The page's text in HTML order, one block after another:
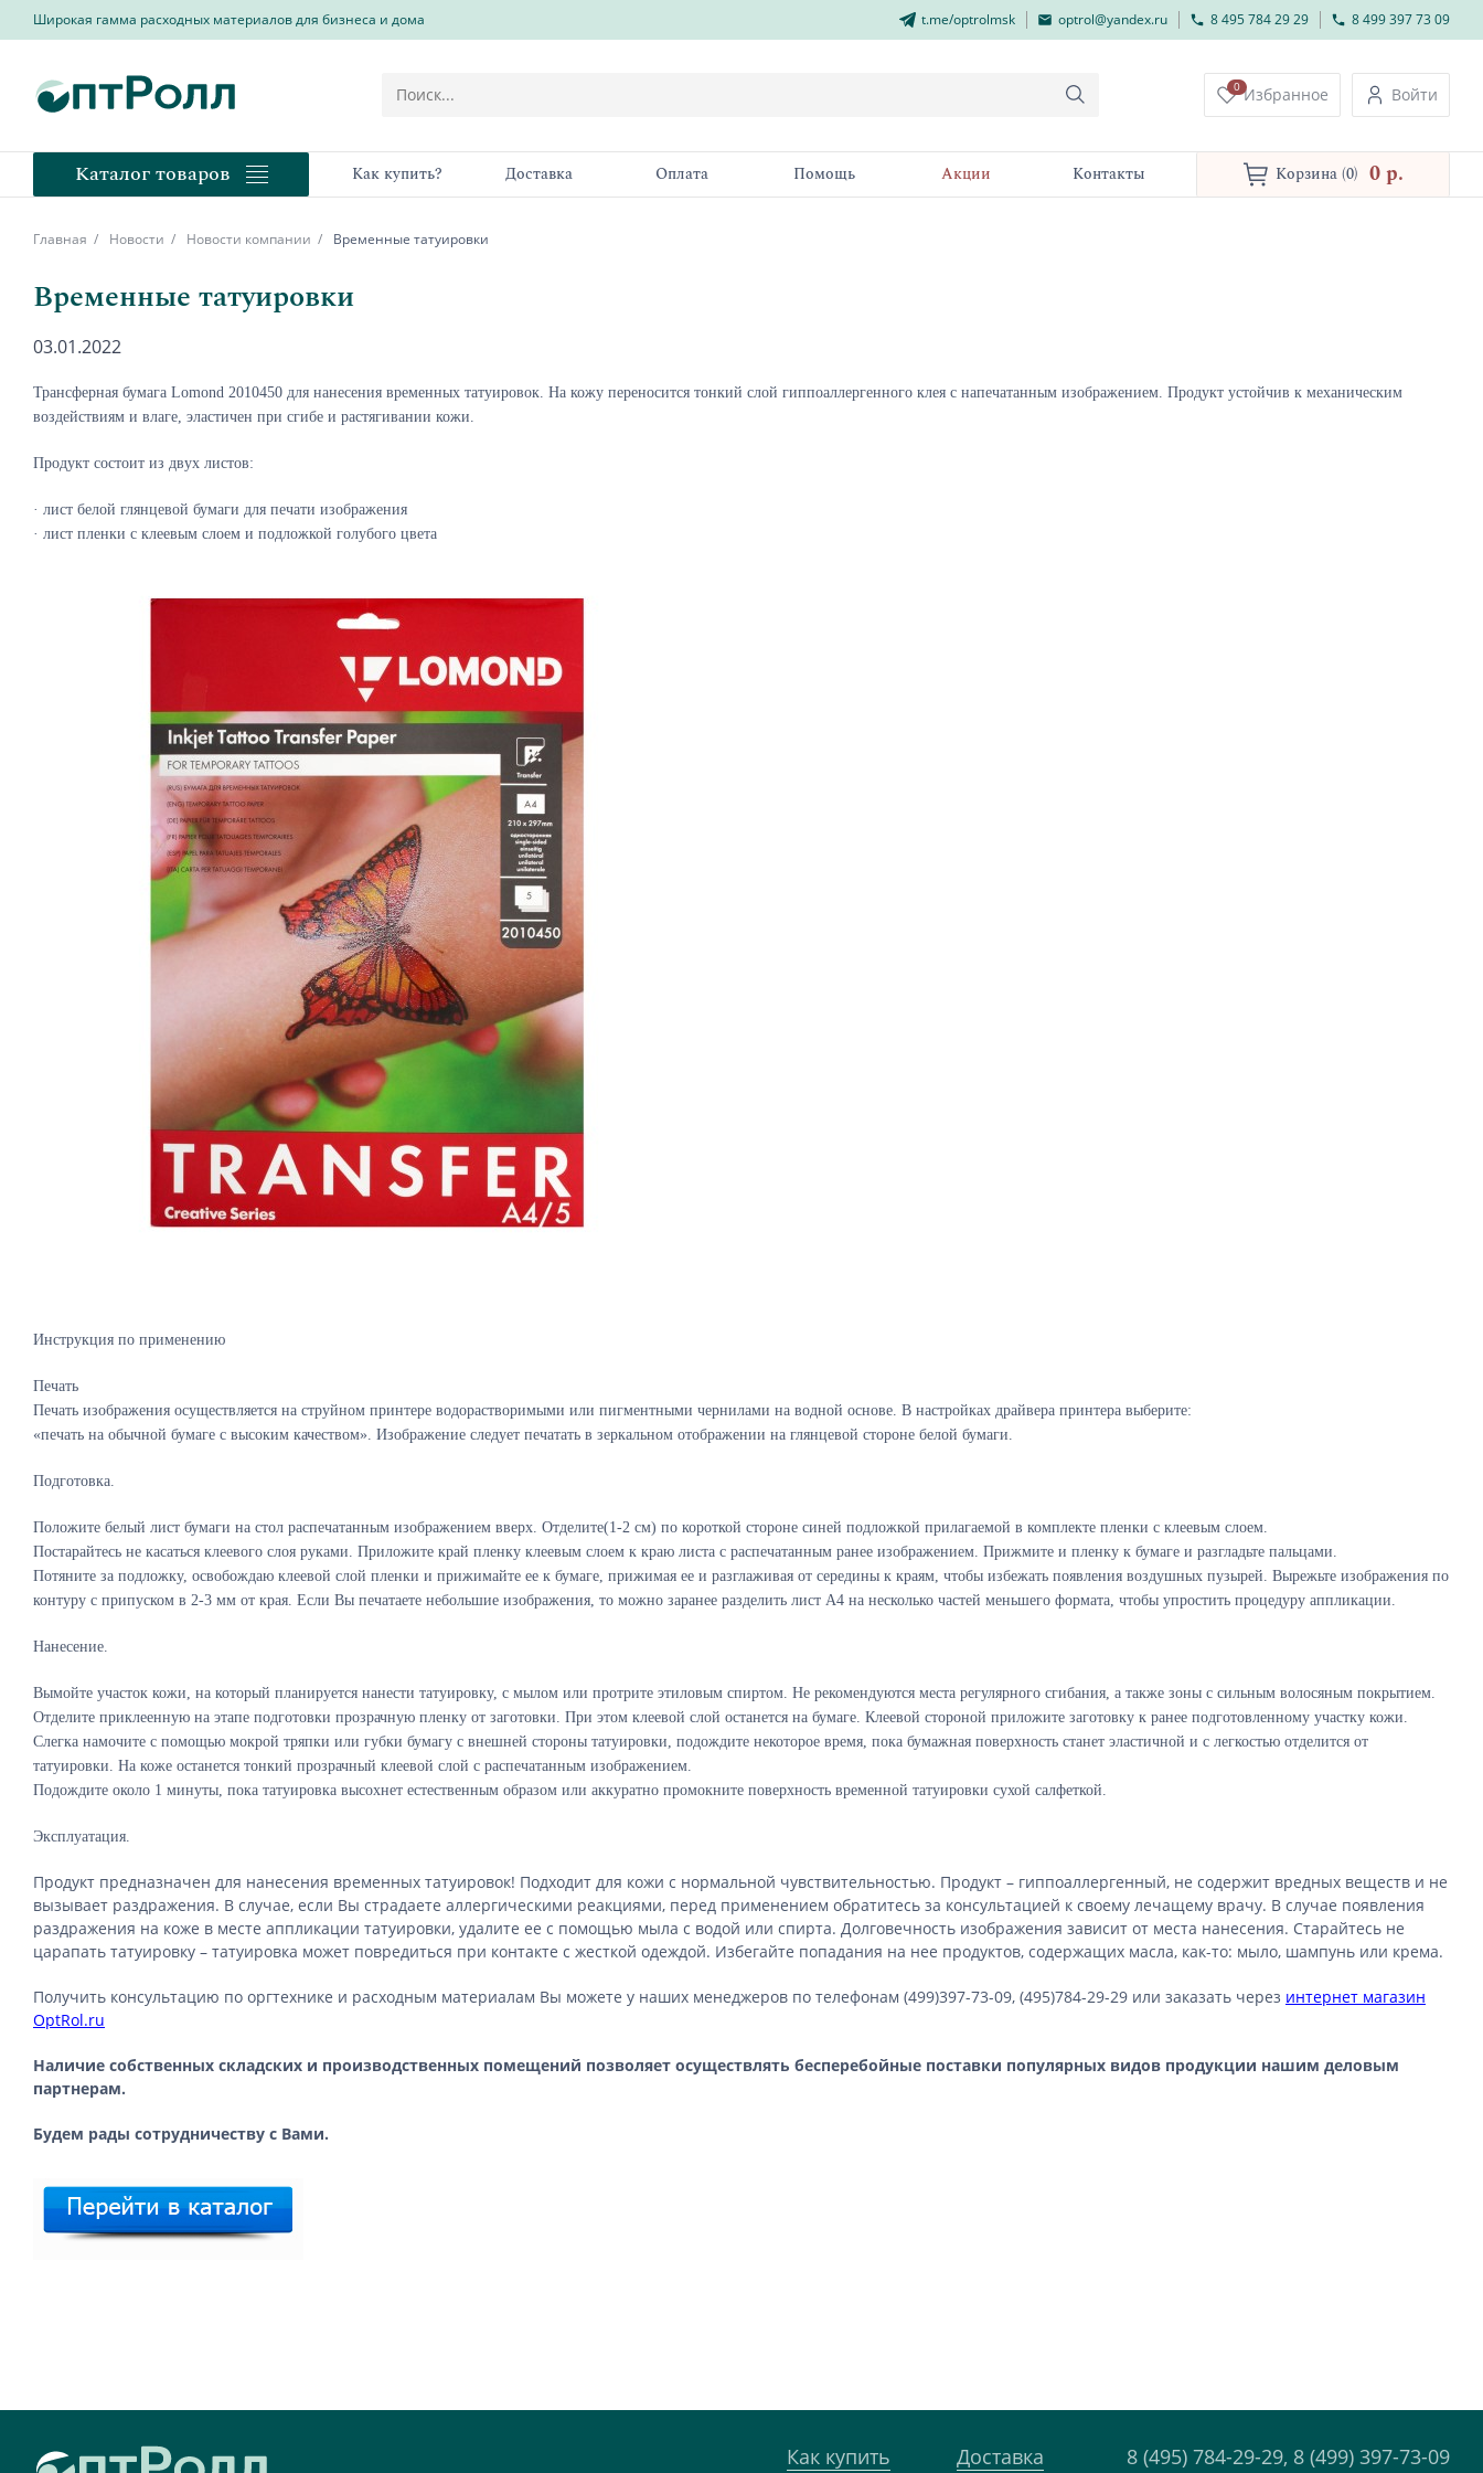
Широкая гамма расходных материалов для бизнеса и дома t.me/optrolmsk optrol@yandex.ru 8 495 784 29 29 8 499 397 73 09
0 Избранное Войти
Каталог товаров Как купить? Доставка Оплата Помощь Акции Контакты Корзина (0) 0 p.
Главная Новости Новости компании Временные татуировки
Временные татуировки
03.01.2022
Трансферная бумага Lomond 2010450 для нанесения временных татуировок. На кожу переносится тонкий слой гиппоаллергенного клея с напечатанным изображением. Продукт устойчив к механическим
воздействиям и влаге, эластичен при сгибе и растягивании кожи.
Продукт состоит из двух листов:
· лист белой глянцевой бумаги для печати изображения
· лист пленки с клеевым слоем и подложкой голубого цвета
Инструкция по применению
Печать
Печать изображения осуществляется на струйном принтере водорастворимыми или пигментными чернилами на водной основе. В настройках драйвера принтера выберите:
«печать на обычной бумаге с высоким качеством». Изображение следует печатать в зеркальном отображении на глянцевой стороне белой бумаги.
Подготовка.
Положите белый лист бумаги на стол распечатанным изображением вверх. Отделите(1-2 см) по короткой стороне синей подложкой прилагаемой в комплекте пленки с клеевым слоем.
Постарайтесь не касаться клеевого слоя руками. Приложите край пленку клеевым слоем к краю листа с распечатанным ранее изображением. Прижмите и пленку к бумаге и разгладьте пальцами.
Потяните за подложку, освобождаю клеевой слой пленки и прижимайте ее к бумаге, прижимая ее и разглаживая от середины к краям, чтобы избежать появления воздушных пузырей. Вырежьте изображения по
контуру с припуском в 2-3 мм от края. Если Вы печатаете небольшие изображения, то можно заранее разделить лист А4 на несколько частей меньшего формата, чтобы упростить процедуру аппликации.
Нанесение.
Вымойте участок кожи, на который планируется нанести татуировку, с мылом или протрите этиловым спиртом. Не рекомендуются места регулярного сгибания, а также зоны с сильным волосяным покрытием.
Отделите приклеенную на этапе подготовки прозрачную пленку от заготовки. При этом клеевой слой останется на бумаге. Клеевой стороной приложите заготовку к ранее подготовленному участку кожи.
Слегка намочите с помощью мокрой тряпки или губки бумагу с внешней стороны татуировки, подождите некоторое время, пока бумажная поверхность станет эластичной и с легкостью отделится от
татуировки. На коже останется тонкий прозрачный клеевой слой с распечатанным изображением.
Подождите около 1 минуты, пока татуировка высохнет естественным образом или аккуратно промокните поверхность временной татуировки сухой салфеткой.
Эксплуатация.
Продукт предназначен для нанесения временных татуировок! Подходит для кожи с нормальной чувствительностью. Продукт – гиппоаллергенный, не содержит вредных веществ и не
вызывает раздражения. В случае, если Вы страдаете аллергическими реакциями, перед применением обратитесь за консультацией к своему лечащему врачу. В случае появления
раздражения на коже в месте аппликации татуировки, удалите ее с помощью мыла с водой или спирта. Долговечность изображения зависит от места нанесения. Старайтесь не
царапать татуировку – татуировка может повредиться при контакте с жесткой одеждой. Избегайте попадания на нее продуктов, содержащих масла, как-то: мыло, шампунь или крема.
Получить консультацию по оргтехнике и расходным материалам Вы можете у наших менеджеров по телефонам (499)397-73-09, (495)784-29-29 или заказать через интернет магазин
OptRol.ru
Наличие собственных складских и производственных помещений позволяет осуществлять бесперебойные поставки популярных видов продукции нашим деловым
партнерам.
Будем рады сотрудничеству с Вами.
Как купить Доставка 8 (495) 784-29-29, 8 (499) 397-73-09